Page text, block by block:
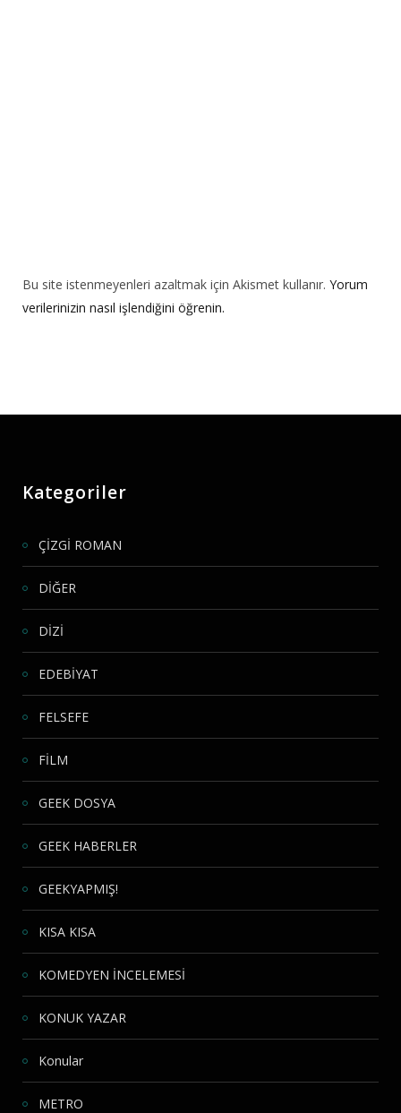
Bu site istenmeyenleri azaltmak için Akismet kullanır. Yorum
verilerinizin nasıl işlendiğini öğrenin.
Kategoriler
ÇİZGİ ROMAN
DİĞER
DİZİ
EDEBİYAT
FELSEFE
FİLM
GEEK DOSYA
GEEK HABERLER
GEEKYAPMIŞ!
KISA KISA
KOMEDYEN İNCELEMESİ
KONUK YAZAR
Konular
METRO